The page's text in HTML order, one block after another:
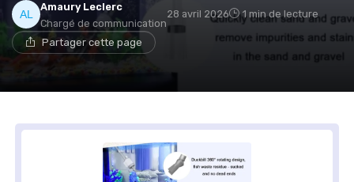
Amaury Leclerc
Chargé de communication
28 avril 2026 1 min de lecture
Partager cette page